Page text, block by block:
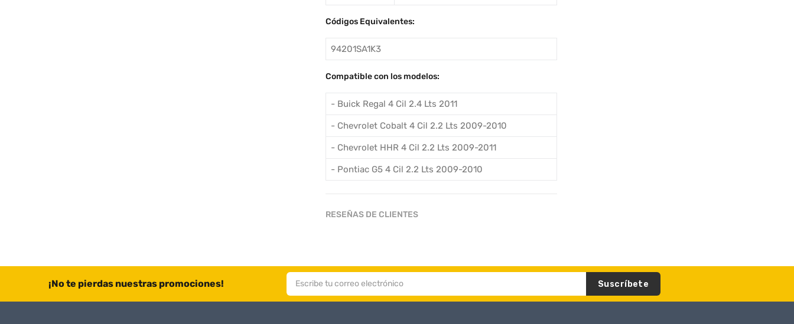
Códigos Equivalentes:
94201SA1K3
Compatible con los modelos:
- Buick Regal 4 Cil 2.4 Lts 2011
- Chevrolet Cobalt 4 Cil 2.2 Lts 2009-2010
- Chevrolet HHR 4 Cil 2.2 Lts 2009-2011
- Pontiac G5 4 Cil 2.2 Lts 2009-2010
RESEÑAS DE CLIENTES
¡No te pierdas nuestras promociones! Suscríbete